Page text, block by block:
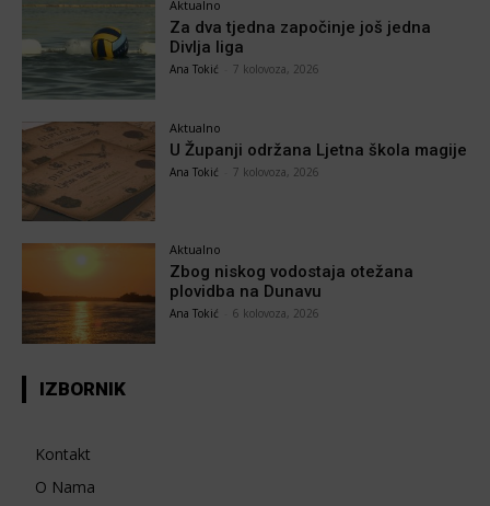
Aktualno
Za dva tjedna započinje još jedna
Divlja liga
Ana Tokić 7 kolovoza, 2026
Aktualno
U Županji održana Ljetna škola magije
Ana Tokić 7 kolovoza, 2026
Aktualno
Zbog niskog vodostaja otežana
plovidba na Dunavu
Ana Tokić 6 kolovoza, 2026
IZBORNIK
Kontakt
O Nama